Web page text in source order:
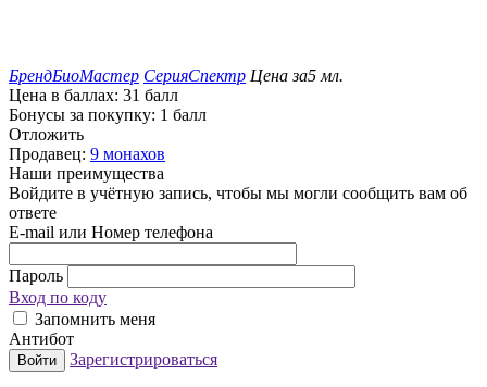
БрендБиоМастер СерияСпектр Цена за5 мл.
Цена в баллах: 31 балл
Бонусы за покупку: 1 балл
Отложить
Продавец: 9 монахов
Наши преимущества
Войдите в учётную запись, чтобы мы могли сообщить вам об
ответе
E-mail или Номер телефона
Пароль
Вход по коду
Запомнить меня
Антибот
Войти Зарегистрироваться